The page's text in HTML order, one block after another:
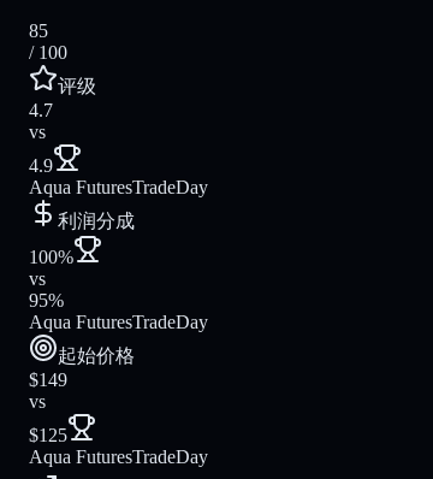
85
/ 100
评级
4.7
vs
4.9
Aqua FuturesTradeDay
利润分成
100%
vs
95%
Aqua FuturesTradeDay
起始价格
$149
vs
$125
Aqua FuturesTradeDay